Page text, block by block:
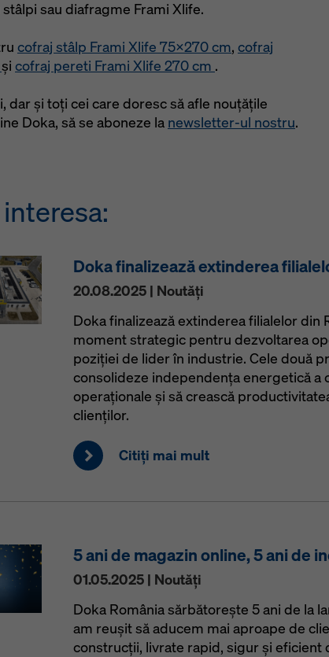
sau diafragme Frami Xlife.
cofraj stâlp Frami Xlife 75x270 cm, cofraj
și cofraj pereti Frami Xlife 270 cm .
dar și toți cei care doresc să afle nouțățile
Doka, să se aboneze la newsletter-ul nostru.
Doka finalizează extinderea
20.08.2025 | Noutăţi
Doka finalizează extinderea filialelor din
moment strategic pentru dezvoltarea
poziției de lider în industrie. Cele două
consolideze independența energetică a
operaționale și să crească
clienților.
Citiţi mai mult
5 ani de magazin online, 5 ani de
01.05.2025 | Noutăţi
Doka România sărbătorește 5 ani de la
am reușit să aducem mai aproape de
construcții, livrate rapid, sigur și